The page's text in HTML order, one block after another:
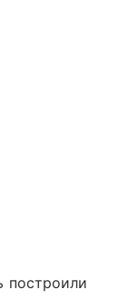
построили